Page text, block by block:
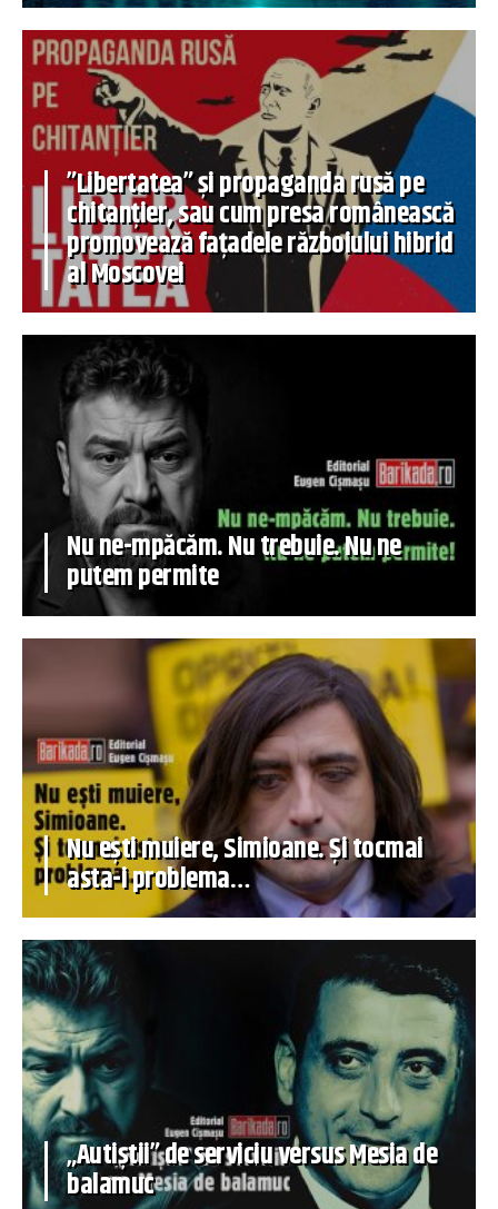
”Libertatea” și propaganda rusă pe
chitanțier, sau cum presa românească
promovează fațadele războiului hibrid
al Moscovei
Nu ne-mpăcăm. Nu trebuie. Nu ne
putem permite
Nu ești muiere, Simioane. Și tocmai
asta-i problema…
„Autiștii” de serviciu versus Mesia de
balamuc